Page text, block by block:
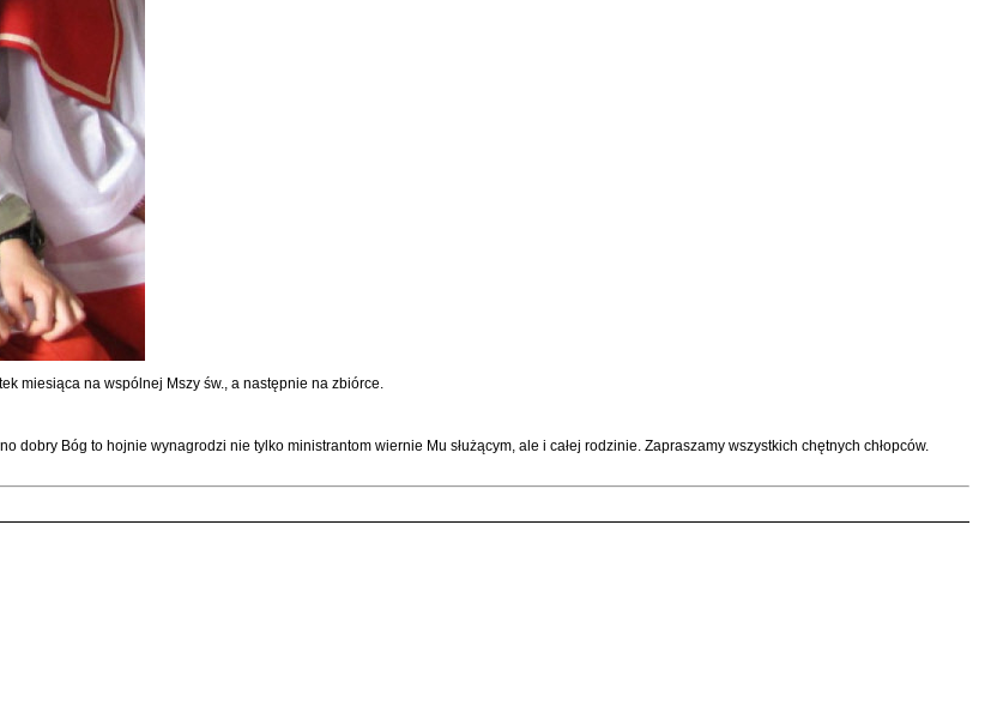
miesiąca na wspólnej Mszy św., a następnie na zbiórce.
dobry Bóg to hojnie wynagrodzi nie tylko ministrantom wiernie Mu służącym, ale i całej rodzinie. Zapraszamy wszystkich chętnych chłopców.